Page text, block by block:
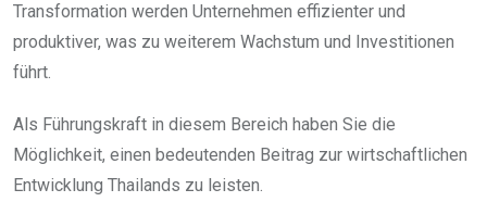
Transformation werden Unternehmen effizienter und
produktiver, was zu weiterem Wachstum und Investitionen
führt.
Als Führungskraft in diesem Bereich haben Sie die
Möglichkeit, einen bedeutenden Beitrag zur wirtschaftlichen
Entwicklung Thailands zu leisten.